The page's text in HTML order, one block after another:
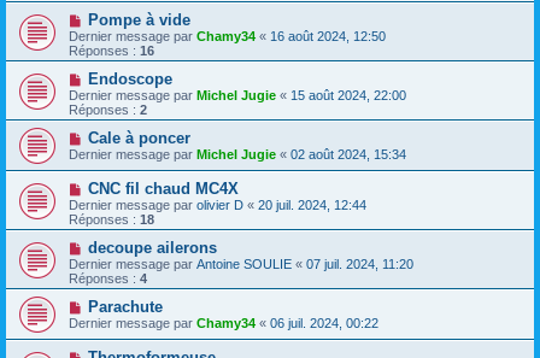
Pompe à vide
Dernier message par Chamy34 « 16 août 2024, 12:50
Réponses : 16
Endoscope
Dernier message par Michel Jugie « 15 août 2024, 22:00
Réponses : 2
Cale à poncer
Dernier message par Michel Jugie « 02 août 2024, 15:34
CNC fil chaud MC4X
Dernier message par olivier D « 20 juil. 2024, 12:44
Réponses : 18
decoupe ailerons
Dernier message par Antoine SOULIE « 07 juil. 2024, 11:20
Réponses : 4
Parachute
Dernier message par Chamy34 « 06 juil. 2024, 00:22